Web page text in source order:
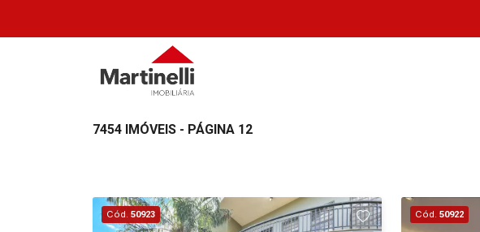
7454 IMÓVEIS - PÁGINA 12
Cód. 50923 Cód. 50922